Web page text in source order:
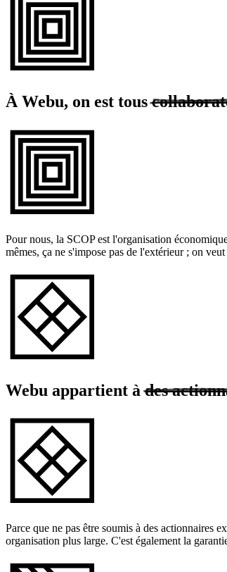
À Webu, on est tous
Pour nous, la SCOP est l'organisation
mêmes, ça ne s'impose pas de l'extérieur ; on
Webu appartient àdes
Parce que ne pas être soumis à des actionnaires
organisation plus large. C'est également la